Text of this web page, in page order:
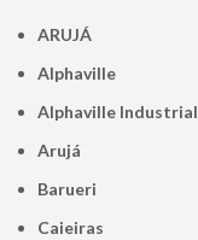
ARUJÁ
Alphaville
Alphaville Industrial
Arujá
Barueri
Caieiras